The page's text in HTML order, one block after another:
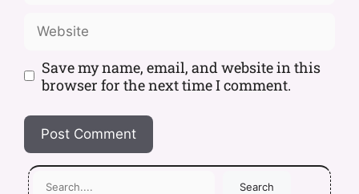
Save my name, email, and website in this
browser for the next time I comment.
Search